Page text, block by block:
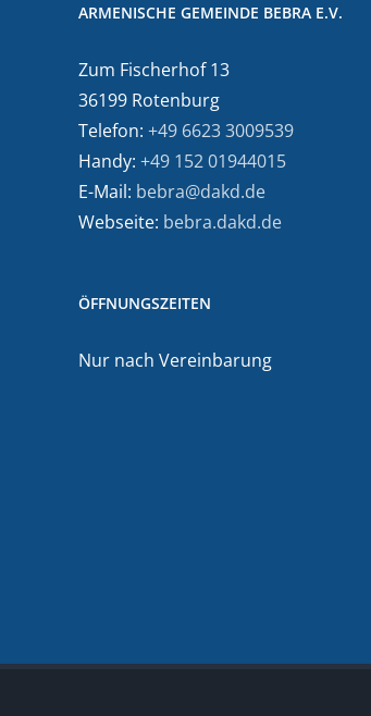
ARMENISCHE GEMEINDE BEBRA E.V.
Zum Fischerhof 13
36199 Rotenburg
Telefon: +49 6623 3009539
Handy: +49 152 01944015
E-Mail: bebra@dakd.de
Webseite: bebra.dakd.de
ÖFFNUNGSZEITEN
Nur nach Vereinbarung